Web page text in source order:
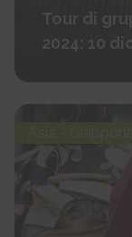
Tour di
2024: 10
Asia -